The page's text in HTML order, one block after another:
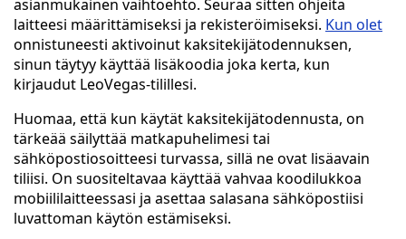
asianmukainen vaihtoehto. Seuraa sitten ohjeita
laitteesi määrittämiseksi ja rekisteröimiseksi. Kun olet
onnistuneesti aktivoinut kaksitekijätodennuksen,
sinun täytyy käyttää lisäkoodia joka kerta, kun
kirjaudut LeoVegas-tilillesi.
Huomaa, että kun käytät kaksitekijätodennusta, on
tärkeää säilyttää matkapuhelimesi tai
sähköpostiosoitteesi turvassa, sillä ne ovat lisäavain
tiliisi. On suositeltavaa käyttää vahvaa koodilukkoa
mobiililaitteessasi ja asettaa salasana sähköpostiisi
luvattoman käytön estämiseksi.